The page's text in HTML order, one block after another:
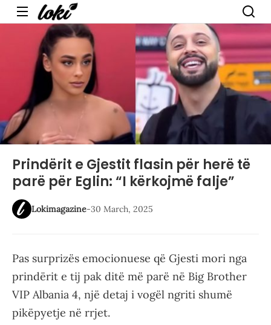
Menu
Prindërit e Gjestit flasin për herë të
parë për Eglin: “I kërkojmë falje”
Lokimagazine-30 March, 2025
Pas surprizës emocionuese që Gjesti mori nga
prindërit e tij pak ditë më parë në Big Brother
VIP Albania 4, një detaj i vogël ngriti shumë
pikëpyetje në rrjet.